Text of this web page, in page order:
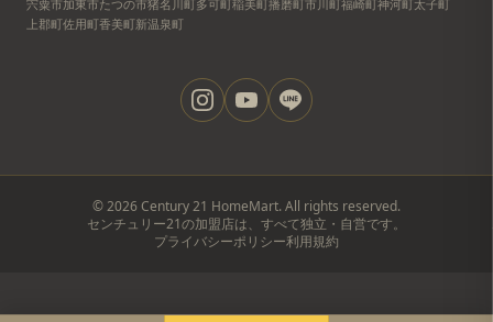
宍粟市加東市たつの市猪名川町多可町稲美町播磨町市川町福崎町神河町太子町
上郡町佐用町香美町新温泉町
©2026 Century 21 HomeMart. All rights reserved.
センチュリー21の加盟店は、すべて独立・自営です。
プライバシーポリシー利用規約